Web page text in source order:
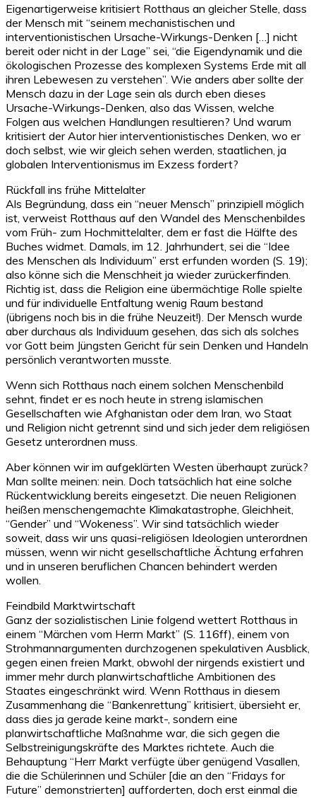
Eigenartigerweise kritisiert Rotthaus an gleicher Stelle, dass
der Mensch mit “seinem mechanistischen und
interventionistischen Ursache-Wirkungs-Denken […] nicht
bereit oder nicht in der Lage” sei, “die Eigendynamik und die
ökologischen Prozesse des komplexen Systems Erde mit all
ihren Lebewesen zu verstehen”. Wie anders aber sollte der
Mensch dazu in der Lage sein als durch eben dieses
Ursache-Wirkungs-Denken, also das Wissen, welche
Folgen aus welchen Handlungen resultieren? Und warum
kritisiert der Autor hier interventionistisches Denken, wo er
doch selbst, wie wir gleich sehen werden, staatlichen, ja
globalen Interventionismus im Exzess fordert?
Rückfall ins frühe Mittelalter
Als Begründung, dass ein “neuer Mensch” prinzipiell möglich
ist, verweist Rotthaus auf den Wandel des Menschenbildes
vom Früh- zum Hochmittelalter, dem er fast die Hälfte des
Buches widmet. Damals, im 12. Jahrhundert, sei die “Idee
des Menschen als Individuum” erst erfunden worden (S. 19);
also könne sich die Menschheit ja wieder zurückerfinden.
Richtig ist, dass die Religion eine übermächtige Rolle spielte
und für individuelle Entfaltung wenig Raum bestand
(übrigens noch bis in die frühe Neuzeit!). Der Mensch wurde
aber durchaus als Individuum gesehen, das sich als solches
vor Gott beim Jüngsten Gericht für sein Denken und Handeln
persönlich verantworten musste.
Wenn sich Rotthaus nach einem solchen Menschenbild
sehnt, findet er es noch heute in streng islamischen
Gesellschaften wie Afghanistan oder dem Iran, wo Staat
und Religion nicht getrennt sind und sich jeder dem religiösen
Gesetz unterordnen muss.
Aber können wir im aufgeklärten Westen überhaupt zurück?
Man sollte meinen: nein. Doch tatsächlich hat eine solche
Rückentwicklung bereits eingesetzt. Die neuen Religionen
heißen menschengemachte Klimakatastrophe, Gleichheit,
“Gender” und “Wokeness”. Wir sind tatsächlich wieder
soweit, dass wir uns quasi-religiösen Ideologien unterordnen
müssen, wenn wir nicht gesellschaftliche Ächtung erfahren
und in unseren beruflichen Chancen behindert werden
wollen.
Feindbild Marktwirtschaft
Ganz der sozialistischen Linie folgend wettert Rotthaus in
einem “Märchen vom Herrn Markt” (S. 116ff), einem von
Strohmannargumenten durchzogenen spekulativen Ausblick,
gegen einen freien Markt, obwohl der nirgends existiert und
immer mehr durch planwirtschaftliche Ambitionen des
Staates eingeschränkt wird. Wenn Rotthaus in diesem
Zusammenhang die “Bankenrettung” kritisiert, übersieht er,
dass dies ja gerade keine markt-, sondern eine
planwirtschaftliche Maßnahme war, die sich gegen die
Selbstreinigungskräfte des Marktes richtete. Auch die
Behauptung “Herr Markt verfügte über genügend Vasallen,
die die Schülerinnen und Schüler [die an den “Fridays for
Future” demonstrierten] aufforderten, doch erst einmal die